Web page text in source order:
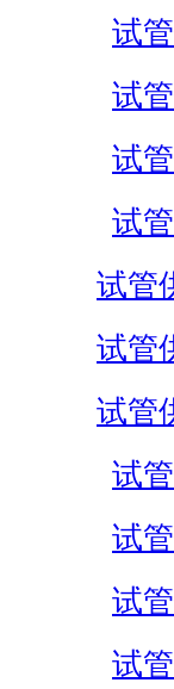
试
试
试
试
试管
试管
试管
试
试
试
试